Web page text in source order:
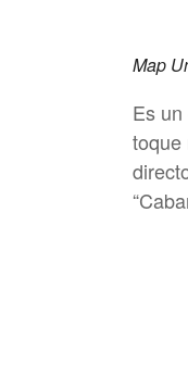
Map
Es
toque